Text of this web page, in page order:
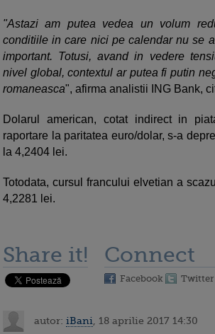
"Astazi am putea vedea un volum
conditiile in care nici pe calendar nu se
important. Totusi, avand in vedere
nivel global, contextul ar putea fi putin
romaneasca", afirma analistii ING Bank,
Dolarul american, cotat indirect in
raportare la paritatea euro/dolar, s-a
la 4,2404 lei.
Totodata, cursul francului elvetian a
4,2281 lei.
Share it! Connect
Facebook Twitter
autor: iBani , 18 aprilie 2017 14:30